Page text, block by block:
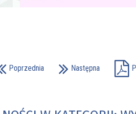
Poprzednia Następna